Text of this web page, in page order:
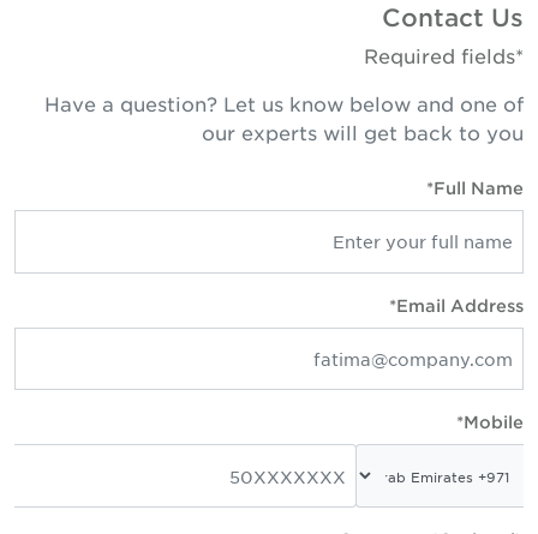
Contact Us
Have a question? Let us know below and one of
our experts will get back to you
Full Name*
Email Address*
Mobile*